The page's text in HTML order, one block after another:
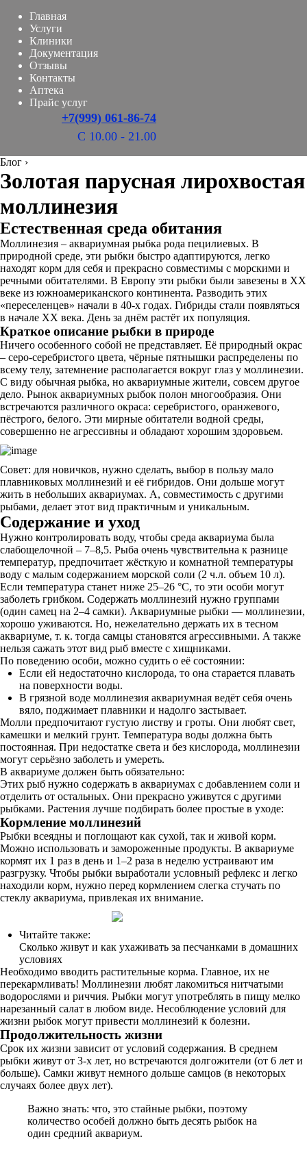
Главная
Услуги
Клиники
Документация
Отзывы
Контакты
Аптека
Прайс услуг
+7(999) 061-86-74
С 10.00 - 21.00
Блог ›
Золотая парусная лирохвостая
моллинезия
Естественная среда обитания
Моллинезия – аквариумная рыбка рода пецилиевых. В
природной среде, эти рыбки быстро адаптируются, легко
находят корм для себя и прекрасно совместимы с морскими и
речными обитателями. В Европу эти рыбки были завезены в XX
веке из южноамериканского континента. Разводить этих
«переселенцев» начали в 40-х годах. Гибриды стали появляться
в начале XX века. День за днём растёт их популяция.
Краткое описание рыбки в природе
Ничего особенного собой не представляет. Её природный окрас
– серо-серебристого цвета, чёрные пятнышки распределены по
всему телу, затемнение располагается вокруг глаз у моллинезии.
С виду обычная рыбка, но аквариумные жители, совсем другое
дело. Рынок аквариумных рыбок полон многообразия. Они
встречаются различного окраса: серебристого, оранжевого,
пёстрого, белого. Эти мирные обитатели водной среды,
совершенно не агрессивны и обладают хорошим здоровьем.
Совет: для новичков, нужно сделать, выбор в пользу мало
плавниковых моллинезий и её гибридов. Они дольше могут
жить в небольших аквариумах. А, совместимость с другими
рыбами, делает этот вид практичным и уникальным.
Содержание и уход
Нужно контролировать воду, чтобы среда аквариума была
слабощелочной – 7–8,5. Рыба очень чувствительна к разнице
температур, предпочитает жёсткую и комнатной температуры
воду с малым содержанием морской соли (2 ч.л. объем 10 л).
Если температура станет ниже 25–26 °C, то эти особи могут
заболеть грибком. Содержать моллинезий нужно группами
(один самец на 2–4 самки). Аквариумные рыбки — моллинезии,
хорошо уживаются. Но, нежелательно держать их в тесном
аквариуме, т. к. тогда самцы становятся агрессивными. А также
нельзя сажать этот вид рыб вместе с хищниками.
По поведению особи, можно судить о её состоянии:
Если ей недостаточно кислорода, то она старается плавать
на поверхности воды.
В грязной воде моллинезия аквариумная ведёт себя очень
вяло, поджимает плавники и надолго застывает.
Молли предпочитают густую листву и гроты. Они любят свет,
камешки и мелкий грунт. Температура воды должна быть
постоянная. При недостатке света и без кислорода, моллинезии
могут серьёзно заболеть и умереть.
В аквариуме должен быть обязательно:
Этих рыб нужно содержать в аквариумах с добавлением соли и
отделить от остальных. Они прекрасно уживутся с другими
рыбками. Растения лучше подбирать более простые в уходе:
Кормление моллинезий
Рыбки всеядны и поглощают как сухой, так и живой корм.
Можно использовать и замороженные продукты. В аквариуме
кормят их 1 раз в день и 1–2 раза в неделю устраивают им
разгрузку. Чтобы рыбки выработали условный рефлекс и легко
находили корм, нужно перед кормлением слегка стучать по
стеклу аквариума, привлекая их внимание.
Читайте также:
Сколько живут и как ухаживать за песчанками в домашних
условиях
Необходимо вводить растительные корма. Главное, их не
перекармливать! Моллинезии любят лакомиться нитчатыми
водорослями и риччия. Рыбки могут употреблять в пищу мелко
нарезанный салат в любом виде. Несоблюдение условий для
жизни рыбок могут привести моллинезий к болезни.
Продолжительность жизни
Срок их жизни зависит от условий содержания. В среднем
рыбки живут от 3‐х лет, но встречаются долгожители (от 6 лет и
больше). Самки живут немного дольше самцов (в некоторых
случаях более двух лет).
Важно знать: что, это стайные рыбки, поэтому
количество особей должно быть десять рыбок на
один средний аквариум.